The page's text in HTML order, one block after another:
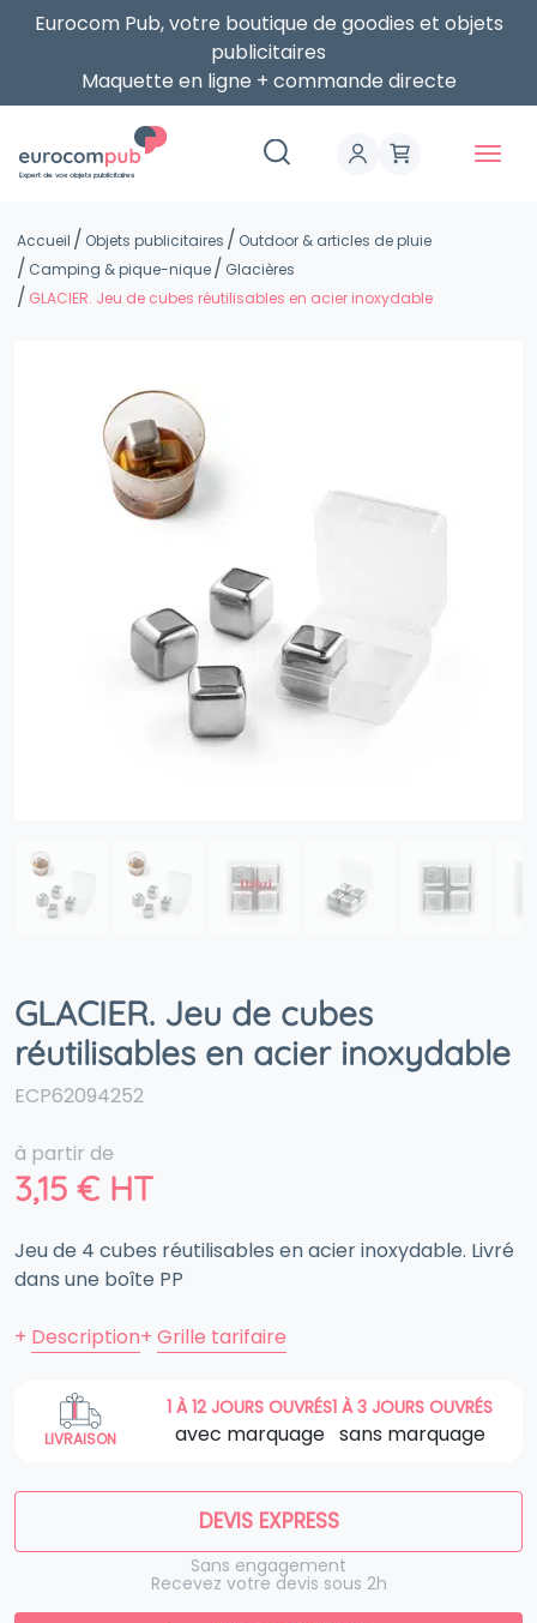
Eurocom Pub, votre boutique de goodies et objets
publicitaires
Maquette en ligne + commande directe
Expert de vos objets publicitaires
Accueil Objets publicitaires
Outdoor & articles de pluie
Camping & pique-nique
Glacières
GLACIER. Jeu de cubes réutilisables en acier inoxydable
GLACIER. Jeu de cubes
réutilisables en acier inoxydable
ECP62094252
à partir de
3,15 € HT
Jeu de 4 cubes réutilisables en acier inoxydable. Livré
dans une boîte PP
+ Description+ Grille tarifaire
LIVRAISON
1 À 12 JOURS OUVRÉS
avec marquage
1 À 3 JOURS OUVRÉS
sans marquage
DEVIS EXPRESS
Sans engagement
Recevez votre devis sous 2h